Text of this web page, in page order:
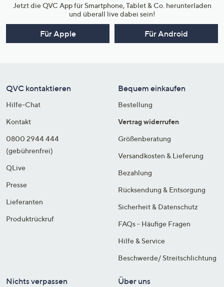
Jetzt die QVC App für Smartphone, Tablet & Co. herunterladen
und überall live dabei sein!
Für Apple Für Android
QVC kontaktieren
Hilfe-Chat
Kontakt
0800 2944 444
(gebührenfrei)
QLive
Presse
Lieferanten
Produktrückruf
Bequem einkaufen
Bestellung
Vertrag widerrufen
Größenberatung
Versandkosten & Lieferung
Bezahlung
Rücksendung & Entsorgung
Sicherheit & Datenschutz
FAQs - Häufige Fragen
Hilfe & Service
Beschwerde/ Streitschlichtung
Nichts verpassen Über uns